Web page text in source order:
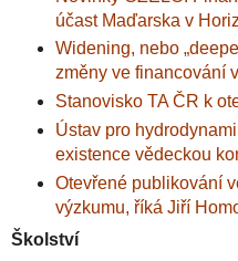
účast Maďarska v
Widening, nebo
změny ve financování
Stanovisko TA ČR k
Ústav pro
existence vědeckou
Otevřené publikování
výzkumu, říká Jiří
Školství